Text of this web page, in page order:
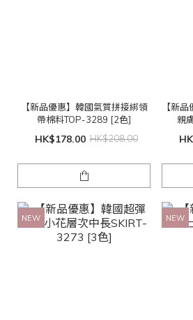
【新品優惠】韓國氣質拼接綁領
帶棉料TOP-3289 [2色]
HK$178.00 HK$208.00
【新
親
NEW NEW